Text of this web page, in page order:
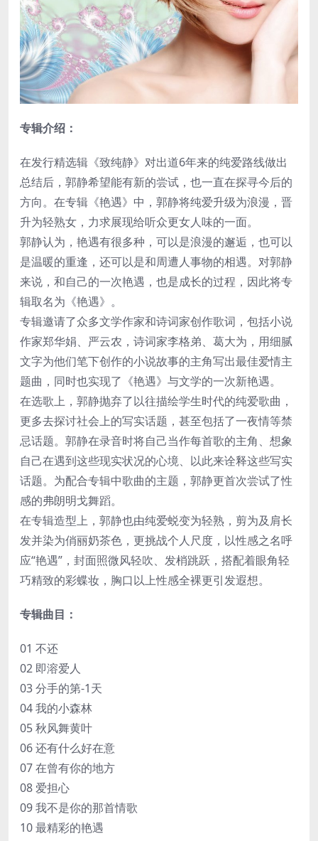
专辑介绍：
在发行精选辑《致纯静》对出道6年来的纯爱路线做出
总结后，郭静希望能有新的尝试，也一直在探寻今后的
方向。在专辑《艳遇》中，郭静将纯爱升级为浪漫，晋
升为轻熟女，力求展现给听众更女人味的一面。
郭静认为，艳遇有很多种，可以是浪漫的邂逅，也可以
是温暖的重逢，还可以是和周遭人事物的相遇。对郭静
来说，和自己的一次艳遇，也是成长的过程，因此将专
辑取名为《艳遇》。
专辑邀请了众多文学作家和诗词家创作歌词，包括小说
作家郑华娟、严云农，诗词家李格弟、葛大为，用细腻
文字为他们笔下创作的小说故事的主角写出最佳爱情主
题曲，同时也实现了《艳遇》与文学的一次新艳遇。
在选歌上，郭静抛弃了以往描绘学生时代的纯爱歌曲，
更多去探讨社会上的写实话题，甚至包括了一夜情等禁
忌话题。郭静在录音时将自己当作每首歌的主角、想象
自己在遇到这些现实状况的心境、以此来诠释这些写实
话题。为配合专辑中歌曲的主题，郭静更首次尝试了性
感的弗朗明戈舞蹈。
在专辑造型上，郭静也由纯爱蜕变为轻熟，剪为及肩长
发并染为俏丽奶茶色，更挑战个人尺度，以性感之名呼
应“艳遇”，封面照微风轻吹、发梢跳跃，搭配着眼角轻
巧精致的彩蝶妆，胸口以上性感全裸更引发遐想。
专辑曲目：
01 不还
02 即溶爱人
03 分手的第-1天
04 我的小森林
05 秋风舞黄叶
06 还有什么好在意
07 在曾有你的地方
08 爱担心
09 我不是你的那首情歌
10 最精彩的艳遇